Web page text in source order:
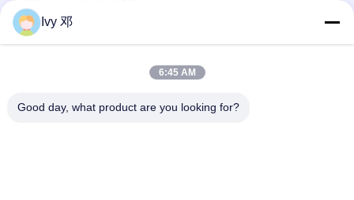
PCB ibrido a 6 strati 10 mil con via cieca
Circuiti turriti dei fori del PWB del bordo mezzi sviluppati su
1.6mm FR-4 con la maschera blu della lega per saldatura
Bordo doppio spesso del PWB di strato del circuito del PWB
Ivy 邓
6:45 AM
Good day, what product are you looking for?